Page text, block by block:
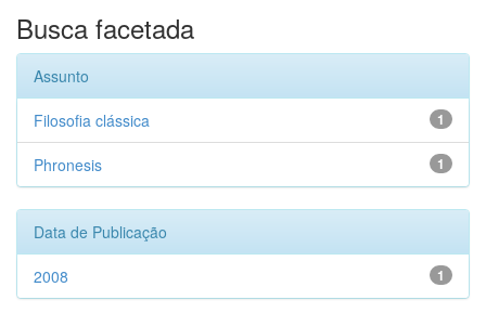
Busca facetada
Assunto
1
Filosofia clássica
1
Phronesis
Data de Publicação
1
2008